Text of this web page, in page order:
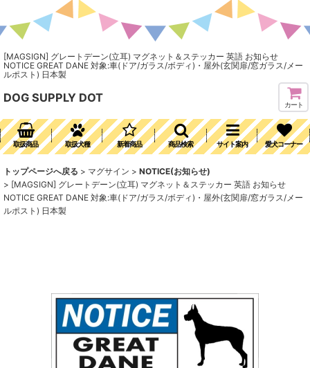
[MAGSIGN] グレートデーン(立耳) マグネット＆ステッカー 英語 お知らせ
NOTICE GREAT DANE 対象:車(ドア/ガラス/ボディ)・屋外(玄関扉/窓ガラス/メー
ルポスト) 日本製
DOG SUPPLY DOT
カート
取扱商品 取扱犬種 新着商品 商品検索 サイト案内 愛犬コーナー
トップページへ戻る > マグサイン > NOTICE(お知らせ)
> [MAGSIGN] グレートデーン(立耳) マグネット＆ステッカー 英語 お知らせ
NOTICE GREAT DANE 対象:車(ドア/ガラス/ボディ)・屋外(玄関扉/窓ガラス/メー
ルポスト) 日本製